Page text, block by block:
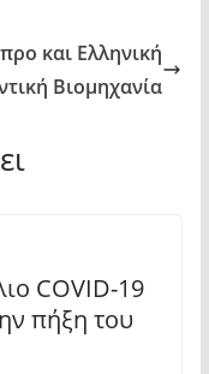
και Ελληνική
Βιομηχανία
COVID-19
πήξη του